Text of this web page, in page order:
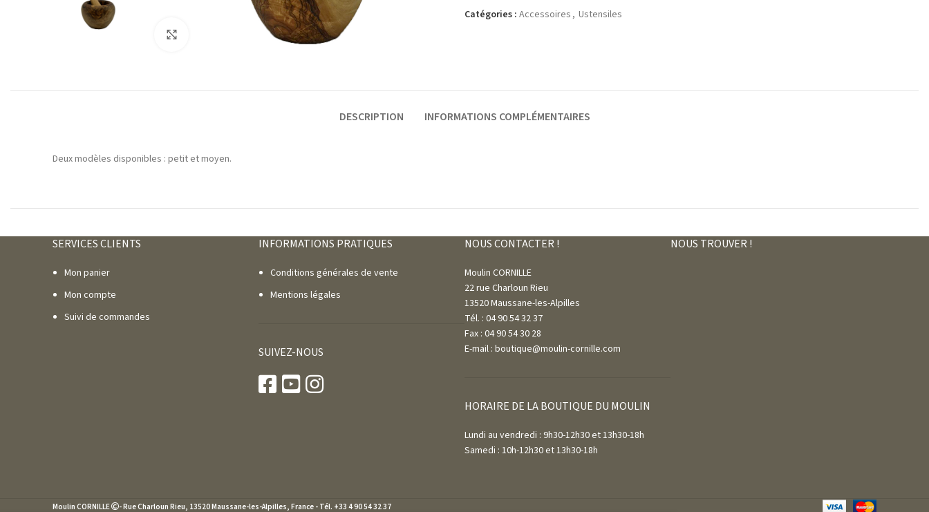
Catégories : Accessoires, Ustensiles
DESCRIPTION INFORMATIONS COMPLÉMENTAIRES
Deux modèles disponibles : petit et moyen.
SERVICES CLIENTS
Mon panier
Mon compte
Suivi de commandes
INFORMATIONS PRATIQUES
Conditions générales de vente
Mentions légales
SUIVEZ-NOUS
NOUS CONTACTER !
Moulin CORNILLE
22 rue Charloun Rieu
13520 Maussane-les-Alpilles
Tél. : 04 90 54 32 37
Fax : 04 90 54 30 28
E-mail : boutique@moulin-cornille.com
HORAIRE DE LA BOUTIQUE DU MOULIN
Lundi au vendredi : 9h30-12h30 et 13h30-18h
Samedi : 10h-12h30 et 13h30-18h
NOUS TROUVER !
Moulin CORNILLE - Rue Charloun Rieu, 13520 Maussane-les-Alpilles, France - Tél. +33 4 90 54 32 37